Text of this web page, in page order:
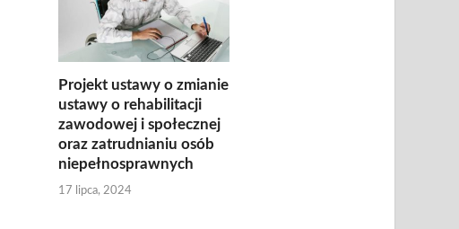
Projekt ustawy o zmianie
ustawy o rehabilitacji
zawodowej i społecznej
oraz zatrudnianiu osób
niepełnosprawnych
17 lipca, 2024